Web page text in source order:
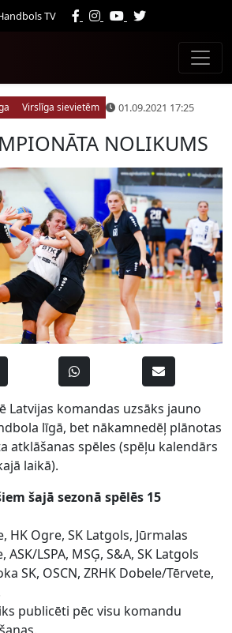
TV
Virslīga sievietēm 01.09.2021 17:25
NOLIKUMS
Latvijas komandas uzsāks jauno
līgā, bet nākamnedēļ plānotas
atklāšanas spēles (spēļu kalendārs
laikā).
šajā sezonā spēlēs 15
HK Ogre, SK Latgols, Jūrmalas
LSPA, MSĢ, S&A, SK Latgols
SK, OSCN, ZRHK Dobele/Tērvete,
publicēti pēc visu komandu